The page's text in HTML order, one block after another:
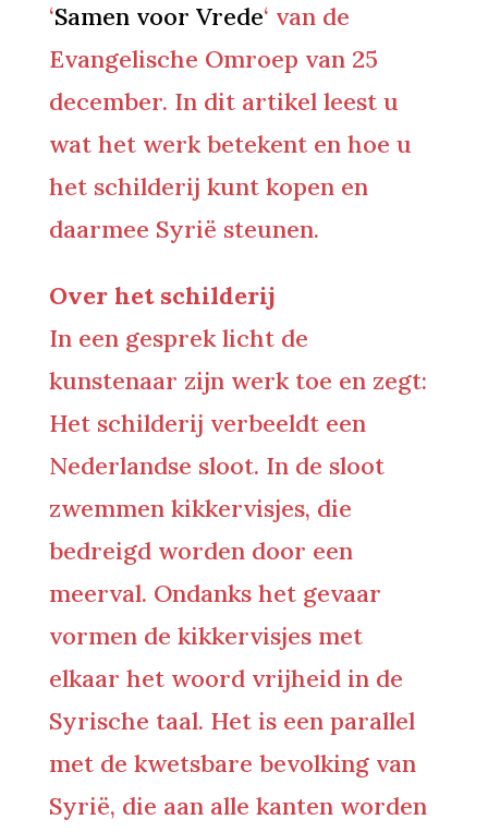
‘Samen voor Vrede‘ van de
Evangelische Omroep van 25
december. In dit artikel leest u
wat het werk betekent en hoe u
het schilderij kunt kopen en
daarmee Syrië steunen.
Over het schilderij
In een gesprek licht de
kunstenaar zijn werk toe en zegt:
Het schilderij verbeeldt een
Nederlandse sloot. In de sloot
zwemmen kikkervisjes, die
bedreigd worden door een
meerval. Ondanks het gevaar
vormen de kikkervisjes met
elkaar het woord vrijheid in de
Syrische taal. Het is een parallel
met de kwetsbare bevolking van
Syrië, die aan alle kanten worden